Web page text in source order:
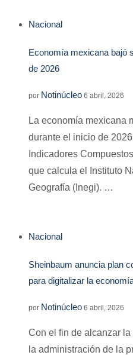
Nacional
Economía mexicana bajó
de 2026
por Notinúcleo 6 abril, 2026
La economía mexicana
durante el inicio de
Indicadores
que calcula el Instituto
Geografía (Inegi). …
Nacional
Sheinbaum anuncia plan
para digitalizar la
por Notinúcleo 6 abril, 2026
Con el fin de alcanzar
la administración de la